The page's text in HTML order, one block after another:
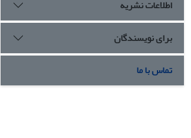
اطلاعات نشریه
برای نویسندگان
تماس با ما